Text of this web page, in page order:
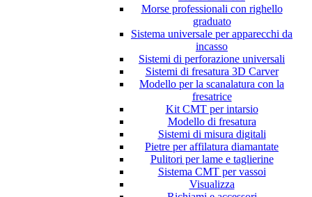
Morse professionali con righello
graduato
Sistema universale per apparecchi da
incasso
Sistemi di perforazione universali
Sistemi di fresatura 3D Carver
Modello per la scanalatura con la
fresatrice
Kit CMT per intarsio
Modello di fresatura
Sistemi di misura digitali
Pietre per affilatura diamantate
Pulitori per lame e taglierine
Sistema CMT per vassoi
Visualizza